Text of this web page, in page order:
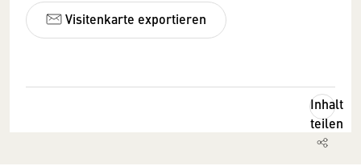
Visitenkarte exportieren
Inhalt
teilen